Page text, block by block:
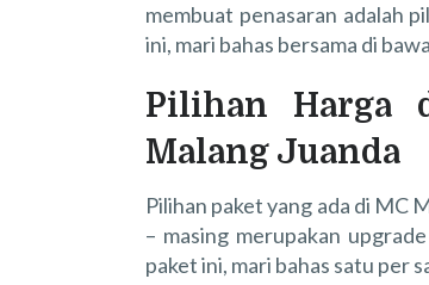
membuat penasaran adalah
ini, mari bahas bersama di
Pilihan Harga
Malang Juanda
Pilihan paket yang ada di MC
– masing merupakan
paket ini, mari bahas satu per